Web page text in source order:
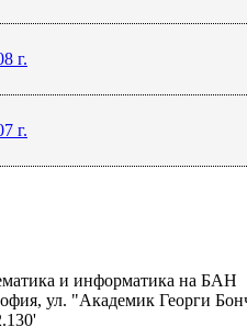
г.
г.
и информатика на БАН
ул. "Академик Георги